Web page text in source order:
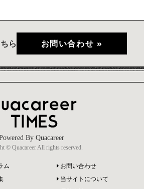
ら お問い合わせ »
By Quacareer
© Quacareer All rights reserved.
ム
お問い合わせ
当サイトについて